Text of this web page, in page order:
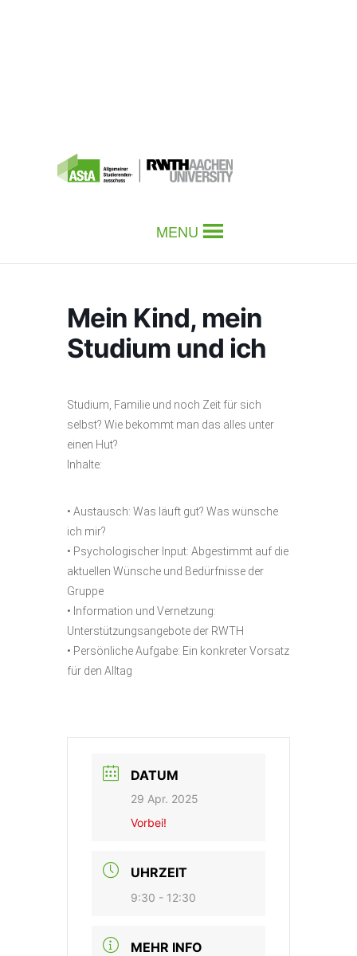
MENU
Mein Kind, mein
Studium und ich
Studium, Familie und noch Zeit für sich
selbst? Wie bekommt man das alles unter
einen Hut?
Inhalte:
• Austausch: Was läuft gut? Was wünsche
ich mir?
• Psychologischer Input: Abgestimmt auf die
aktuellen Wünsche und Bedürfnisse der
Gruppe
• Information und Vernetzung:
Unterstützungsangebote der RWTH
• Persönliche Aufgabe: Ein konkreter Vorsatz
für den Alltag
DATUM
29 Apr. 2025
Vorbei!
UHRZEIT
9:30 - 12:30
MEHR INFO